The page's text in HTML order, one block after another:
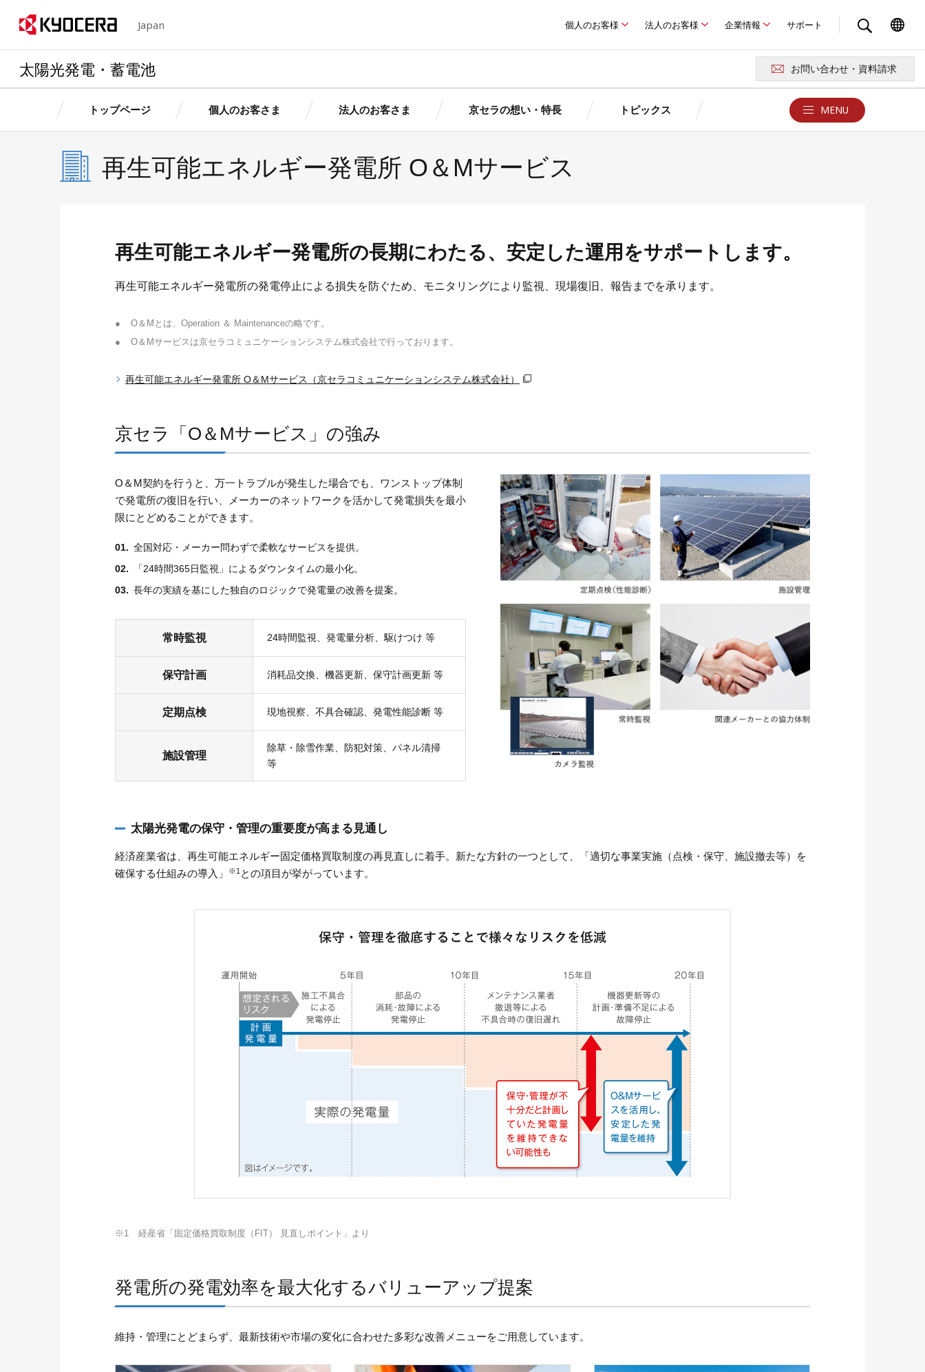
Japan 個人のお客様 法人のお客様 企業情報 サポート
太陽光発電・蓄電池 お問い合わせ・資料請求
トップページ 個人のお客さま
個人のお客さま
個人のお客さまトップへ
製品情報
あまった電気どうしよう？
法人のお客さま
法人のお客さま
法人のお客さまトップへ
製品情報
初期投資ゼロで導入できる！
京セラの産業用自家発電
災害時の停電対策はできていますか？
太陽光発電・蓄電池
京セラの想い・特長
京セラの想い・特長
京セラの想い・特長トップへ
太陽光発電にかける想いとは
トピックス MENU
個人のお客さま
簡単シミュレーション
法人のお客さま
ス
太陽光発電・蓄電池ソリューシ
簡単シミュレーション
京セラの想い・特長
導入事例
ダウンロード
用語集
再生可能エネルギー発電所 O＆Mサービス
再生可能エネルギー発電所の長期にわたる、安定した運用をサポートします。
再生可能エネルギー発電所の発電停止による損失を防ぐため、モニタリングにより監視、現場復旧、報告までを承ります。
●
O＆Mとは、Operation ＆ Maintenanceの略です。
●
O＆Mサービスは京セラコミュニケーションシステム株式会社で行っております。
再生可能エネルギー発電所 O＆Mサービス（京セラコミュニケーションシステム株式会社）
京セラ「O＆Mサービス」の強み
O＆M契約を行うと、万一トラブルが発生した場合でも、ワンストップ体制
で発電所の復旧を行い、メーカーのネットワークを活かして発電損失を最小
限にとどめることができます。
全国対応・メーカー問わずで柔軟なサービスを提供。
「24時間365日監視」によるダウンタイムの最小化。
長年の実績を基にした独自のロジックで発電量の改善を提案。
常時監視 24時間監視、発電量分析、駆けつけ 等
保守計画 消耗品交換、機器更新、保守計画更新 等
定期点検 現地視察、不具合確認、発電性能診断 等
施設管理
除草・除雪作業、防犯対策、パネル清掃
等
太陽光発電の保守・管理の重要度が高まる見通し
経済産業省は、再生可能エネルギー固定価格買取制度の再見直しに着手。新たな方針の一つとして、「適切な事業実施（点検・保守、施設撤去等）を
確保する仕組みの導入」
※1 との項目が挙がっています。
※1 経産省「固定価格買取制度（FIT） 見直しポイント」より
発電所の発電効率を最大化するバリューアップ提案
維持・管理にとどまらず、最新技術や市場の変化に合わせた多彩な改善メニューをご用意しています。